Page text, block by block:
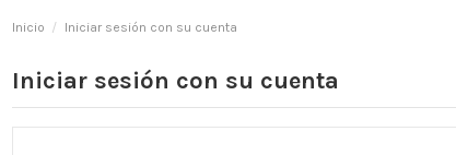
Inicio Iniciar sesión con su cuenta
Iniciar sesión con su cuenta